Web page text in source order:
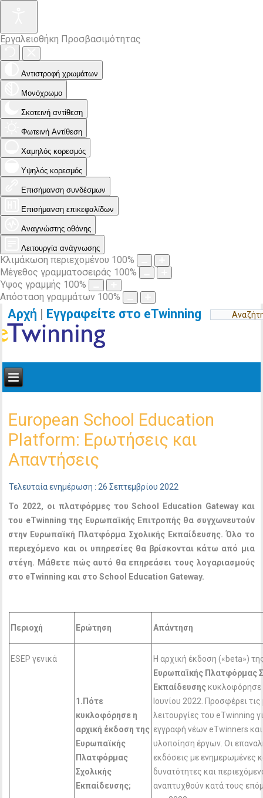
Εργαλειοθήκη Προσβασιμότητας
Αντιστροφή χρωμάτων
Μονόχρωμο
Σκοτεινή αντίθεση
Φωτεινή Αντίθεση
Χαμηλός κορεσμός
Υψηλός κορεσμός
Επισήμανση συνδέσμων
Επισήμανση επικεφαλίδων
Αναγνώστης οθόνης
Λειτουργία ανάγνωσης
Κλιμάκωση περιεχομένου 100%
Μέγεθος γραμματοσειράς 100%
Ύψος γραμμής 100%
Απόσταση γραμμάτων 100%
Αρχή | Εγγραφείτε στο eTwinning
European School Education
Platform: Ερωτήσεις και
Απαντήσεις
Τελευταία ενημέρωση : 26 Σεπτεμβρίου 2022
Το 2022, οι πλατφόρμες τουSchool Education Gatewayκαι
του eTwinning της Ευρωπαϊκής Επιτροπής θα συγχωνευτούν
στην Ευρωπαϊκή Πλατφόρμα Σχολικής Εκπαίδευσης. Όλο το
περιεχόμενο και οι υπηρεσίες θα βρίσκονται κάτω από μια
στέγη. Μάθετε πώς αυτό θα επηρεάσει τους λογαριασμούς
στο eTwinning και στοSchool Education Gateway.
Περιοχή Ερώτηση Απάντηση
ESEP γενικά
1.Πότε
κυκλοφόρησε η
αρχική έκδοση της
Ευρωπαϊκής
Πλατφόρμας
Σχολικής
Εκπαίδευσης;
Η αρχική έκδοση («beta»)
Ευρωπαϊκής Πλατφόρμας
Εκπαίδευσηςκυκλοφόρησε
Ιουνίου 2022. Προσφέρει
λειτουργίες του eTwinning
εγγραφή νέων eTwinners
υλοποίηση έργων. Οι
εκδόσεις με ενημερωμένες
δυνατότητες και
αναπτυχθούν κατά τους